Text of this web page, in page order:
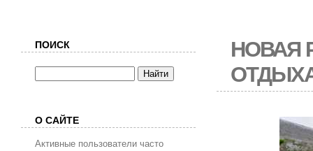
НОВАЯ
ПОИСК
О САЙТЕ
Активные пользователи часто